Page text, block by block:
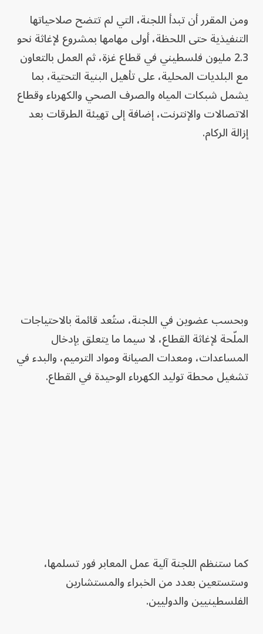
ومن المقرر أن تبدأ اللجنة، التي لم تتضح صلاحياتها
التنفيذية حتى اللحظة، أولى مهامها بمشروع لإغاثة نحو
2.3 مليون فلسطيني في قطاع غزة، ثم العمل بالتعاون
مع البلديات المحلية، على تأهيل البنية التحتية، بما
يشمل شبكات المياه والصرف الصحي والكهرباء وقطاع
الاتصالات والإنترنت، إضافة إلى تهيئة الطرقات بعد
إزالة الركام.
وبحسب عضوين في اللجنة، ستُعد قائمة بالاحتياجات
الملّحة لإغاثة القطاع، لا سيما ما يتعلق بإدخال
المساعدات، ومعدات الصيانة ومواد الترميم، والبدء في
تشغيل محطة توليد الكهرباء الوحيدة في القطاع.
كما ستنظم اللجنة آلية عمل المعابر فور تسلمها،
وستستعين بعدد من الخبراء والمستشارين
الفلسطينيين والدوليين.